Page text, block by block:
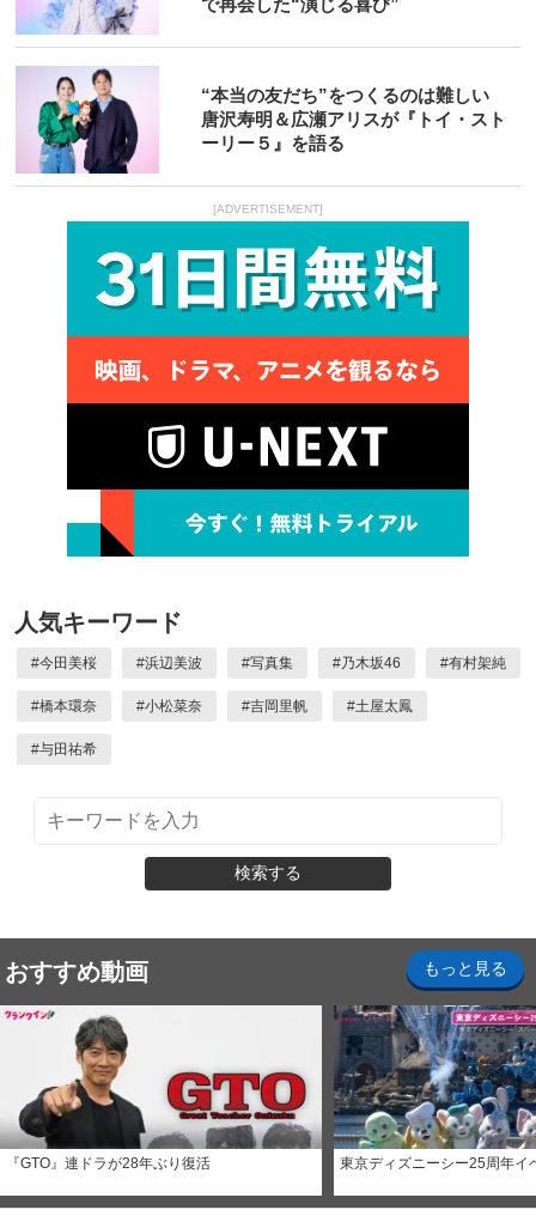
で再会した“演じる喜び”
“本当の友だち”をつくるのは難しい
唐沢寿明＆広瀬アリスが『トイ・スト
ーリー５』を語る
[ADVERTISEMENT]
人気キーワード
#今田美桜 #浜辺美波 #写真集 #乃木坂46 #有村架純
#橋本環奈 #小松菜奈 #吉岡里帆 #土屋太鳳
#与田祐希
検索する
おすすめ動画 もっと見る
『GTO』連ドラが28年ぶり復活 東京ディズニーシー25周年イ